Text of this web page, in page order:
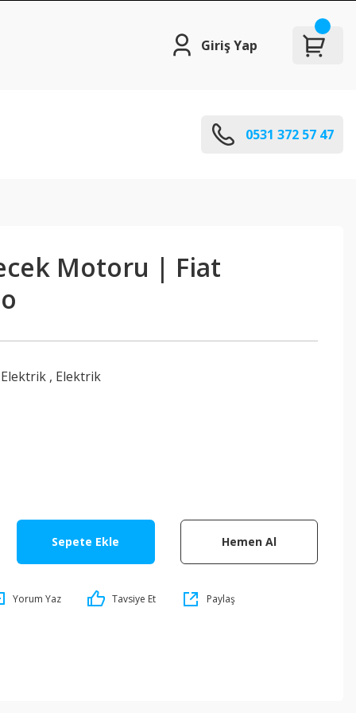
Giriş Yap
0531 372 57 47
Motoru | Fiat
Elektrik , Elektrik
Sepete Ekle Hemen Al
Yorum Yaz Tavsiye Et Paylaş